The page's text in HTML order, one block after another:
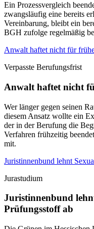
Ein Prozessvergleich
zwangsläufig eine bereits
Vereinbarung, bleibt ein
BGH zufolge regelmäßig
Anwalt haftet nicht für
Verpasste Berufungsfrist
Anwalt haftet nicht
Wer länger gegen seinen
diesem Ansatz wollte ein
der in der Berufung die
Verfahren frühzeitig
mit.
Juristinnenbund lehnt
Jurastudium
Juristinnenbund
Prüfungsstoff ab